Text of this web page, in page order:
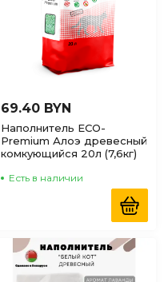
69.40 BYN
Наполнитель ECO-
Premium Алоэ древесный
комкующийся 20л (7,6кг)
Есть в наличии